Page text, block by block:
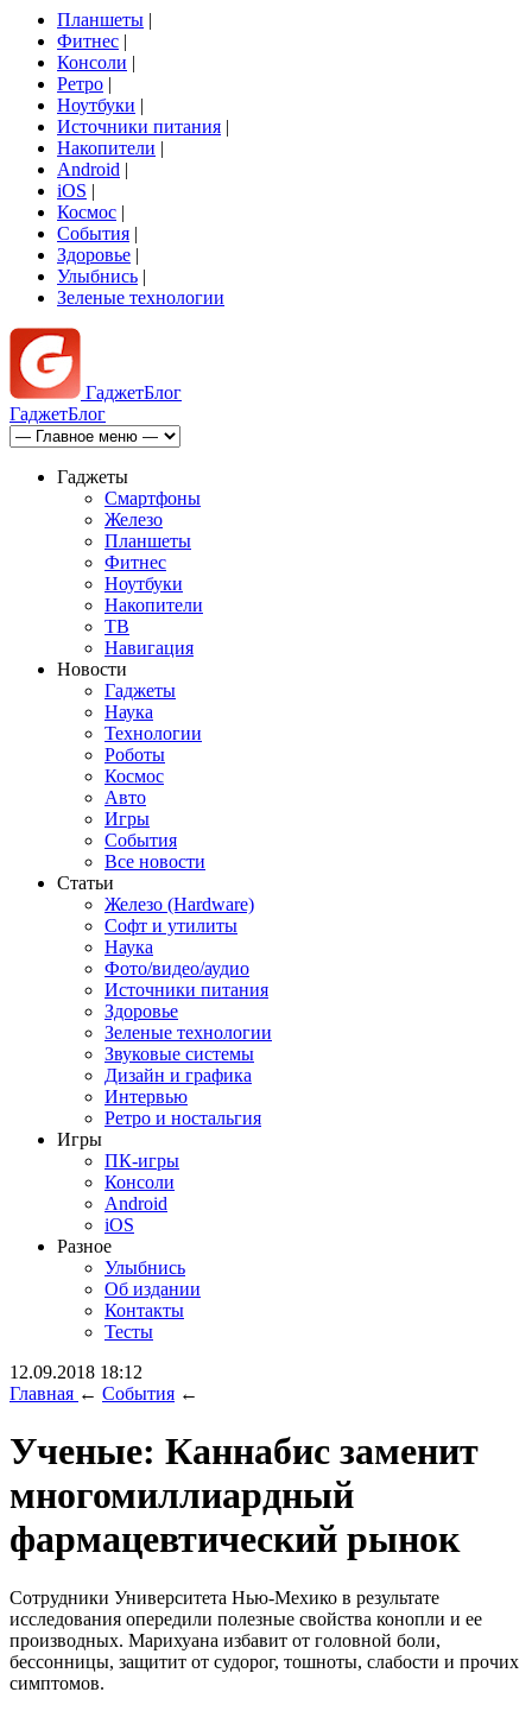
Планшеты |
Фитнес |
Консоли |
Ретро |
Ноутбуки |
Источники питания |
Накопители |
Android |
iOS |
Космос |
События |
Здоровье |
Улыбнись |
Зеленые технологии
ГаджетБлог
ГаджетБлог
Гаджеты
Смартфоны
Железо
Планшеты
Фитнес
Ноутбуки
Накопители
ТВ
Навигация
Новости
Гаджеты
Наука
Технологии
Роботы
Космос
Авто
Игры
События
Все новости
Статьи
Железо (Hardware)
Софт и утилиты
Наука
Фото/видео/аудио
Источники питания
Здоровье
Зеленые технологии
Звуковые системы
Дизайн и графика
Интервью
Ретро и ностальгия
Игры
ПК-игры
Консоли
Android
iOS
Разное
Улыбнись
Об издании
Контакты
Тесты
12.09.2018 18:12
Главная ← События ←
Ученые: Каннабис заменит
многомиллиардный
фармацевтический рынок
Сотрудники Университета Нью-Мехико в результате
исследования опередили полезные свойства конопли и ее
производных. Марихуана избавит от головной боли,
бессонницы, защитит от судорог, тошноты, слабости и прочих
симптомов.